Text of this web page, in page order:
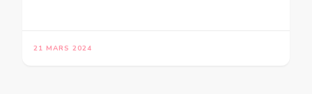
21 MARS 2024